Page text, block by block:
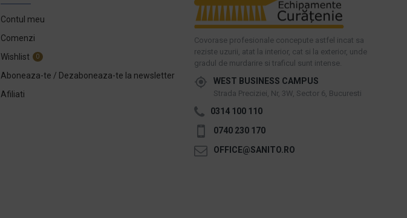
Contul meu
Comenzi
Wishlist
0
Aboneaza-te / Dezaboneaza-te la newsletter
Afiliati
Covorase profesionale concepute astfel incat sa
reziste uzurii, atat la interior, cat si la exterior, unde
gradul de murdarire si traficul sunt intense.
WEST BUSINESS CAMPUS
Strada Preciziei, Nr, 3W, Sector 6, Bucuresti
0314 100 110
0740 230 170
OFFICE@SANITO.RO